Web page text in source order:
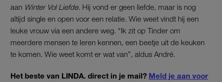
aan Winter Vol Liefde. Hij vond er geen liefde, maar is nog
altijd single en open voor een relatie. Wie weet vindt hij een
leuke vrouw via een andere weg. “Ik zit op Tinder om
meerdere mensen te leren kennen, een beetje uit de keuken
te komen. Wie weet komt er wat van”, aldus André.
Het beste van LINDA. direct in je mail? Meld je aan voor